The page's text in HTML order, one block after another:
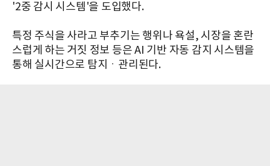
'2중 감시 시스템'을 도입했다.
특정 주식을 사라고 부추기는 행위나 욕설, 시장을 혼란
스럽게 하는 거짓 정보 등은 AI 기반 자동 감지 시스템을
통해 실시간으로 탐지ㆍ관리된다.